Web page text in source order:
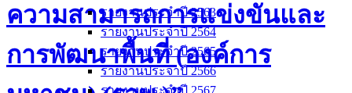
รายงานประจำปี 2563
รายงานประจำปี 2564
รายงานประจำปี 2565
รายงานประจำปี 2566
รายงานประจำปี 2567
ความสามารถการแข่งขันและ
การพัฒนาพื้นที่ (องค์การ